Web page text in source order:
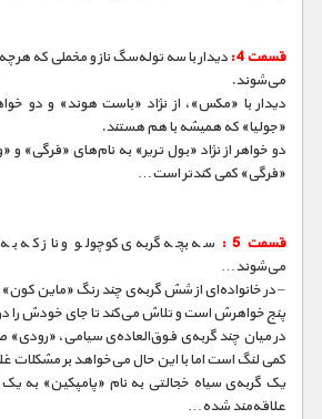
قسمت 4 :
دیدار با سه توله‌سگ ناز و مخملی که
می‌شوند.
دیدار با «مکس»، از نژاد «باست هوند» و دو
«جولیا» که همیشه با هم هستند.
دو خواهر از نژاد «بول تریر» به نام‌های «فرگی» و
«فرگی» کمی کندتر است…
قسمت 5 :
سه بچه گربه‌ی کوچولو و ناز که
می‌شوند…
– در خانواده‌ای از شش گربه‌ی چند رنگ «ماین
پنج خواهرش است و تلاش می‌کند تا جای خودش را در
در میان چند گربه‌ی فوق‌العاده‌ی سیامی، «رودی»
کمی لنگ است اما با این حال می‌خواهد بر مشکلات
یک گربه‌ی سیاه خجالتی به نام «پامپکین» به
علاقه‌مند شده…